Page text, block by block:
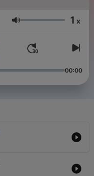
Volumen 1 x
00:00